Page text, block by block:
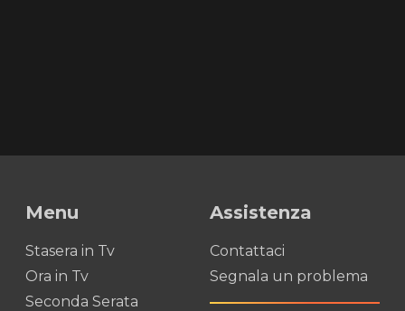
Menu
Stasera in Tv
Ora in Tv
Seconda Serata
Assistenza
Contattaci
Segnala un problema